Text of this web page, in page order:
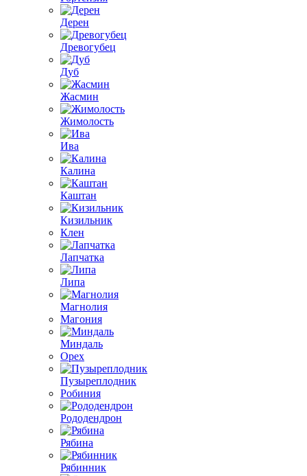
Дерен
Древогубец
Дуб
Жасмин
Жимолость
Ива
Калина
Каштан
Кизильник
Клен
Лапчатка
Липа
Магнолия
Магония
Миндаль
Орех
Пузыреплодник
Робиния
Рододендрон
Рябина
Рябинник